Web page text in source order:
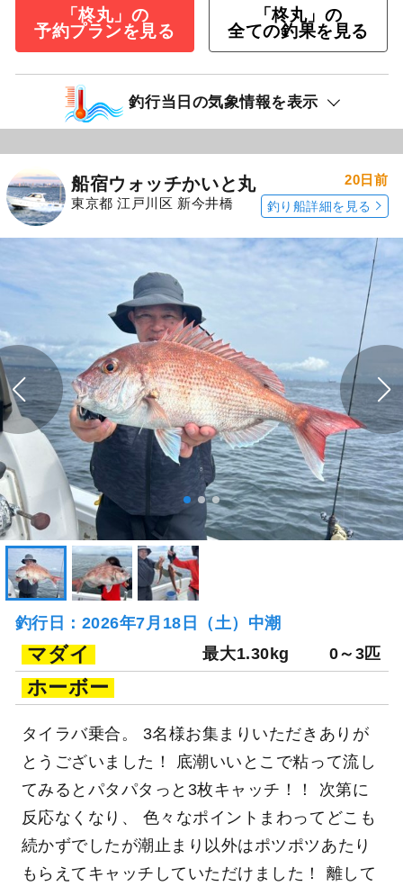
「柊丸」の
予約プランを見る
「柊丸」の
全ての釣果を見る
釣行当日の気象情報を表示
船宿ウォッチかいと丸
東京都 江戸川区 新今井橋
20日前
釣り船詳細を見る
釣行日：2026年7月18日（土）中潮
マダイ 最大1.30kg 0～3匹
ホーボー
タイラバ乗合。 3名様お集まりいただきありが
とうございました！ 底潮いいとこで粘って流し
てみるとパタパタっと3枚キャッチ！！ 次第に
反応なくなり、 色々なポイントまわってどこも
続かずでしたが潮止まり以外はポツポツあたり
もらえてキャッチしていただけました！ 離して